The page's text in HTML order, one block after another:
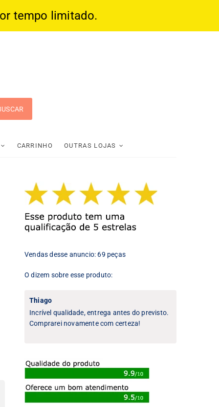
tempo limitado.
CARRINHO OUTRAS LOJAS
Vendas desse anuncio: 69 peças
O dizem sobre esse produto:
Thiago
Incrível qualidade, entrega antes do previsto.
Comprarei novamente com certeza!